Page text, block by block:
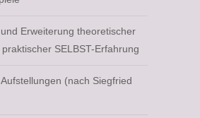
Erweiterung theoretischer
SELBST-Erfahrung
(nach Siegfried